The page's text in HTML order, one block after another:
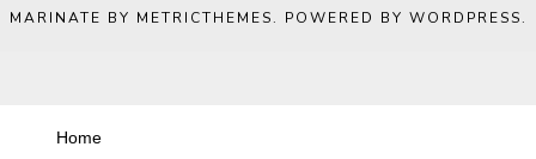
MARINATE BY METRICTHEMES. POWERED BY WORDPRESS.
Home